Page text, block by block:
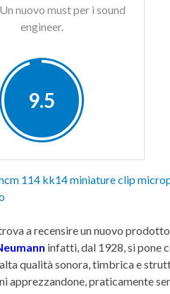
nuovo must per i sound
engineer.
9.5
a recensire un nuovo
infatti, dal 1928, si pone
qualità sonora, timbrica e
apprezzandone, praticamente